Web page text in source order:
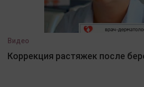
Видео
Коррекция растяжек после